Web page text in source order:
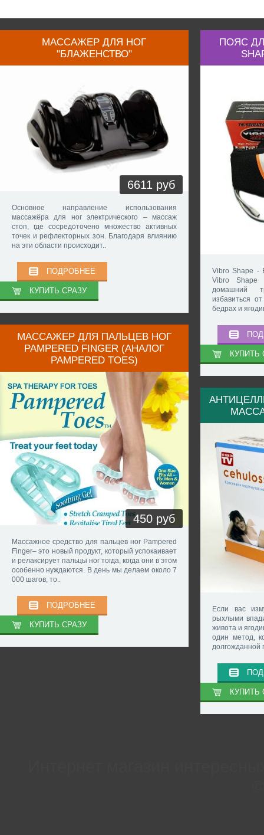
МАССАЖЕР ДЛЯ НОГ
"БЛАЖЕНСТВО"
6611 руб
Основное направление использования
массажёра для ног электрического – массаж
стоп, где сосредоточено множество активных
точек и рефлекторных зон. Благодаря влиянию
на эти области происходит..
ПОДРОБНЕЕ
КУПИТЬ СРАЗУ
ПОЯС
Vibro Shape -
Vibro Shape
домашний
избавиться
бедрах и
КУПИТЬ
МАССАЖЕР ДЛЯ ПАЛЬЦЕВ НОГ
PAMPERED FINGER (АНАЛОГ
PAMPERED TOES)
450 руб
Массажное средство для пальцев ног Pampered
Finger– это новый продукт, который успокаивает
и релаксирует пальцы ног тогда, когда они в этом
особенно нуждаются. В день мы делаем около 7
000 шагов, то..
ПОДРОБНЕЕ
КУПИТЬ СРАЗУ
Если вас
рыхлыми
живота и
один метод,
долгожданной
КУПИТЬ